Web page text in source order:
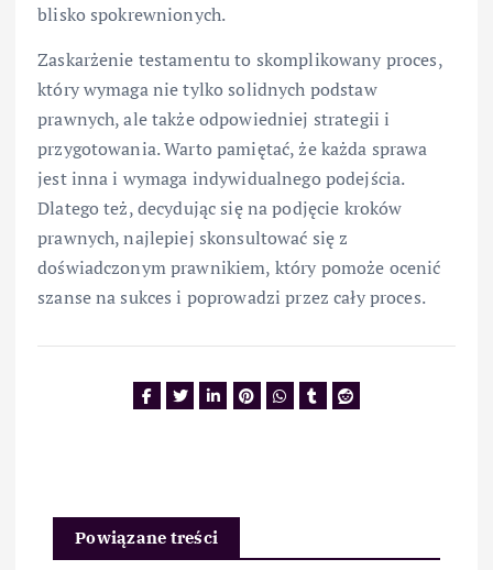
blisko spokrewnionych.
Zaskarżenie testamentu to skomplikowany proces,
który wymaga nie tylko solidnych podstaw
prawnych, ale także odpowiedniej strategii i
przygotowania. Warto pamiętać, że każda sprawa
jest inna i wymaga indywidualnego podejścia.
Dlatego też, decydując się na podjęcie kroków
prawnych, najlepiej skonsultować się z
doświadczonym prawnikiem, który pomoże ocenić
szanse na sukces i poprowadzi przez cały proces.
Powiązane treści